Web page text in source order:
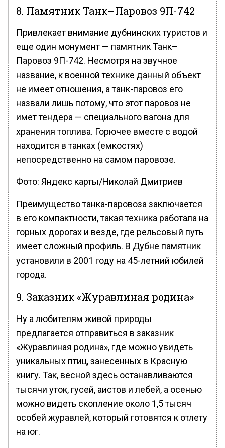
8. Памятник Танк–Паровоз 9П-742
Привлекает внимание дубнинских туристов и
еще один монумент — памятник Танк–
Паровоз 9П-742. Несмотря на звучное
название, к военной технике данный объект
не имеет отношения, а танк-паровоз его
назвали лишь потому, что этот паровоз не
имет тендера — специального вагона для
хранения топлива. Горючее вместе с водой
находится в танках (емкостях)
непосредственно на самом паровозе.
Фото: Яндекс карты/Николай Дмитриев
Преимущество танка-паровоза заключается
в его компактности, такая техника работала на
горных дорогах и везде, где рельсовый путь
имеет сложный профиль. В Дубне памятник
установили в 2001 году на 45-летний юбилей
города.
9. Заказник «Журавлиная родина»
Ну а любителям живой природы
предлагается отправиться в заказник
«Журавлиная родина», где можно увидеть
уникальных птиц, занесенных в Красную
книгу. Так, весной здесь останавливаются
тысячи уток, гусей, аистов и лебей, а осенью
можно видеть скопление около 1,5 тысяч
особей журавлей, который готовятся к отлету
на юг.